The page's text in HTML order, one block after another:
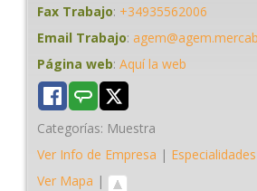
Fax Trabajo: +34935562006
Email Trabajo:
Página web: Aquí la web
Categorías: Muestra
Ver Info de Empresa | Especialidades
Ver Mapa |